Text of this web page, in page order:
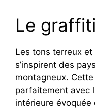
Le
Les tons terreux
s’inspirent des
montagneux. Cette
parfaitement avec
intérieure